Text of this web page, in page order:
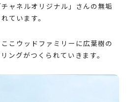
ャネルオリジナル」さんの無垢
ています。
こウッドファミリーに広葉樹の
ングがつくられていきます。